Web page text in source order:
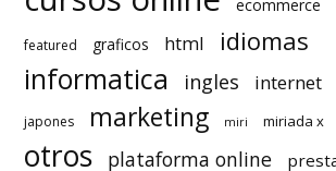
ecommerce
featured graficos html idiomas
informatica ingles internet
japones marketing miri miriada x
otros plataforma online